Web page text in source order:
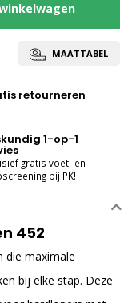
MAATTABEL
retourneren
1-op-1
gratis voet- en
bij PK!
452
die maximale
bij elke stap. Deze